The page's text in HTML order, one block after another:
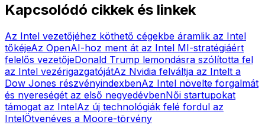
Kapcsolódó cikkek és linkek
Az Intel vezetőjéhez köthető cégekbe áramlik az Intel
tőkéjeAz OpenAI-hoz ment át az Intel MI-stratégiáért
felelős vezetőjeDonald Trump lemondásra szólította fel
az Intel vezérigazgatójátAz Nvidia felváltja az Intelt a
Dow Jones részvényindexbenAz Intel növelte forgalmát
és nyereségét az első negyedévbenNői startupokat
támogat az IntelAz új technológiák felé fordul az
IntelÖtvenéves a Moore-törvény